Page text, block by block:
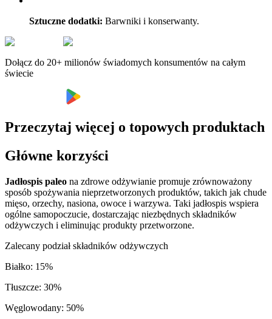
Sztuczne dodatki: Barwniki i konserwanty.
Dołącz do 20+ milionów świadomych konsumentów na całym
świecie
Przeczytaj więcej o topowych produktach
Główne korzyści
Jadłospis paleo na zdrowe odżywianie promuje zrównoważony
sposób spożywania nieprzetworzonych produktów, takich jak chude
mięso, orzechy, nasiona, owoce i warzywa. Taki jadłospis wspiera
ogólne samopoczucie, dostarczając niezbędnych składników
odżywczych i eliminując produkty przetworzone.
Zalecany podział składników odżywczych
Białko: 15%
Tłuszcze: 30%
Węglowodany: 50%